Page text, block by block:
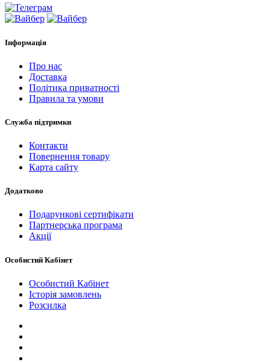
Інформація
Про нас
Доставка
Політика приватності
Правила та умови
Служба підтримки
Контакти
Повернення товару
Карта сайту
Додатково
Подарункові сертифікати
Партнерська програма
Акції
Особистий Кабінет
Особистий Кабінет
Історія замовлень
Розсилка